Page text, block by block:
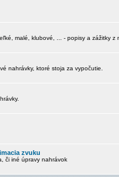
malé, klubové, ... - popisy a zážitky z
nahrávky, ktoré stoja za vypočutie.
zvuku
či iné úpravy nahrávok